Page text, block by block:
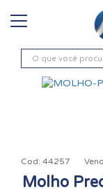
Cod: 44257
Molho